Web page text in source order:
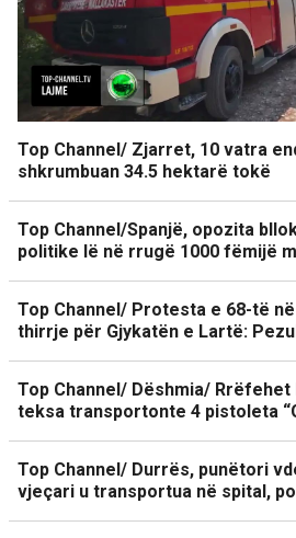
Top Channel/ Zjarret, 10 vatra
shkrumbuan 34.5 hektarë tokë
Top Channel/Spanjë, opozita
politike lë në rrugë 1000 fëmijë
Top Channel/ Protesta e 68-të
thirrje për Gjykatën e Lartë:
Top Channel/ Dëshmia/ Rrëfehet
teksa transportonte 4 pistoleta
Top Channel/ Durrës, punëtori
vjeçari u transportua në spital,